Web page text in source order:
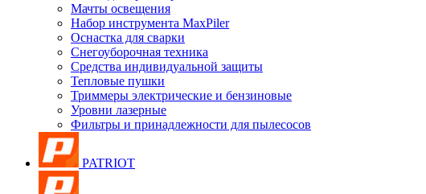
Мачты освещения
Набор инструмента MaxPiler
Оснастка для сварки
Снегоуборочная техника
Средства индивидуальной защиты
Тепловые пушки
Триммеры электрические и бензиновые
Уровни лазерные
Фильтры и принадлежности для пылесосов
PATRIOT